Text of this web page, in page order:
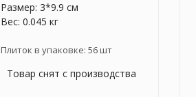
Размер: 3*9.9 см
Вес: 0.045 кг
Плиток в упаковке: 56шт
Товар снят с производства